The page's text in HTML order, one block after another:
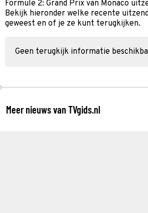
Formule 2: Grand Prix van Monaco
Bekijk hieronder welke recente
geweest en of je ze kunt terugkijken.
Geen terugkijk informatie
Meer nieuws van TVgids.nl